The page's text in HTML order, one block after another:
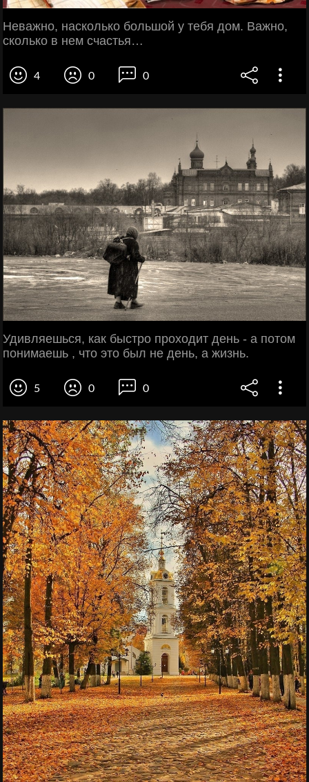
Неважно, насколько большой у тебя дом. Важно,
сколько в нем счастья…
4 0 0
Удивляешься, как быстро проходит день - а потом
понимаешь , что это был не день, а жизнь.
5 0 0